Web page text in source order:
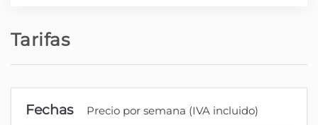
Tarifas
Fechas Precio por semana (IVA incluido)